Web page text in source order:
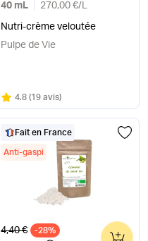
40 mL 270,00 €/ L
Nutri-crème veloutée
Pulpe de Vie
Note
4.8 sur 5
(19 avis)
Fait en France
Anti-gaspi
Ancien prix
4,40 € -28% 0